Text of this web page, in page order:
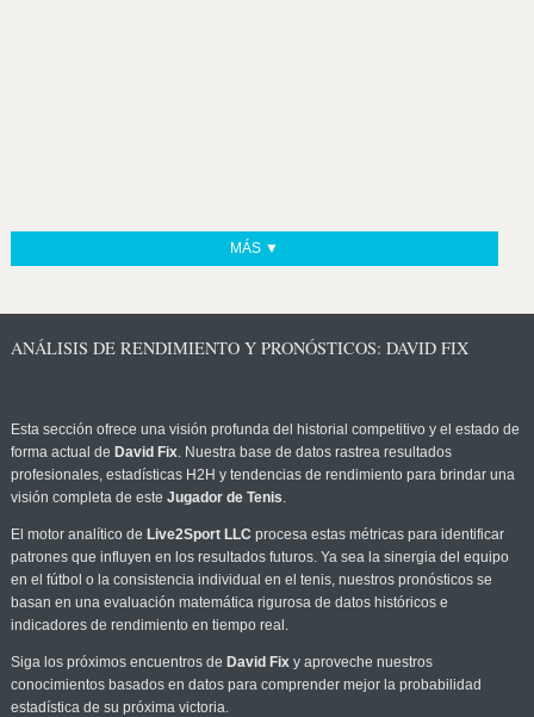
MÁS ▼
ANÁLISIS DE RENDIMIENTO Y PRONÓSTICOS: DAVID FIX
Esta sección ofrece una visión profunda del historial competitivo y el estado de
forma actual de David Fix. Nuestra base de datos rastrea resultados
profesionales, estadísticas H2H y tendencias de rendimiento para brindar una
visión completa de este Jugador de Tenis.
El motor analítico de Live2Sport LLC procesa estas métricas para identificar
patrones que influyen en los resultados futuros. Ya sea la sinergia del equipo
en el fútbol o la consistencia individual en el tenis, nuestros pronósticos se
basan en una evaluación matemática rigurosa de datos históricos e
indicadores de rendimiento en tiempo real.
Siga los próximos encuentros de David Fixy aproveche nuestros
conocimientos basados en datos para comprender mejor la probabilidad
estadística de su próxima victoria.